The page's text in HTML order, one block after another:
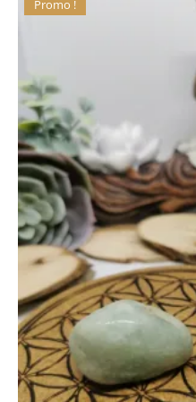
Promo !